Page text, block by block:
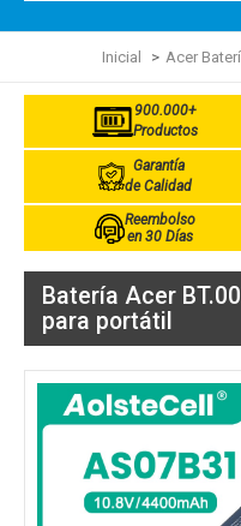
Inicial Acer
900.000+
Productos
Garantía
de Calidad
Reembolso
en 30 Días
Batería Acer
para portátil